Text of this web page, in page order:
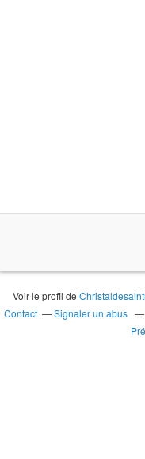
Voir le profil de
Contact
Signaler un abus